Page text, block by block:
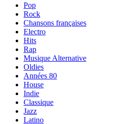
Pop
Rock
Chansons françaises
Electro
Hits
Rap
Musique Alternative
Oldies
Années 80
House
Indie
Classique
Jazz
Latino